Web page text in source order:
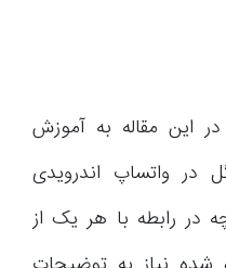
این مقاله به آموزش
در واتساپ اندرویدی
در رابطه با هر یک از